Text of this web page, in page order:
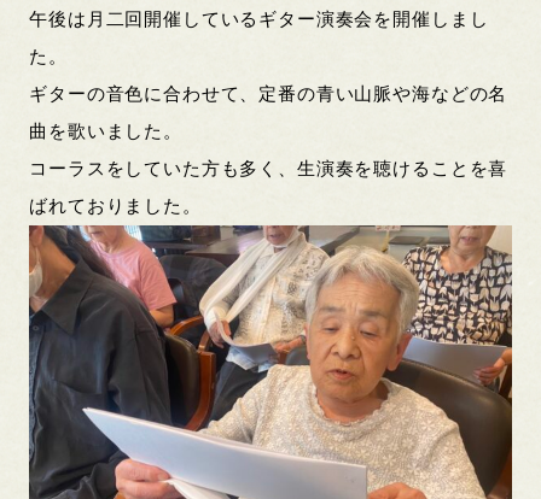
午後は月二回開催しているギター演奏会を開催しまし
た。
ギターの音色に合わせて、定番の青い山脈や海などの名
曲を歌いました。
コーラスをしていた方も多く、生演奏を聴けることを喜
ばれておりました。